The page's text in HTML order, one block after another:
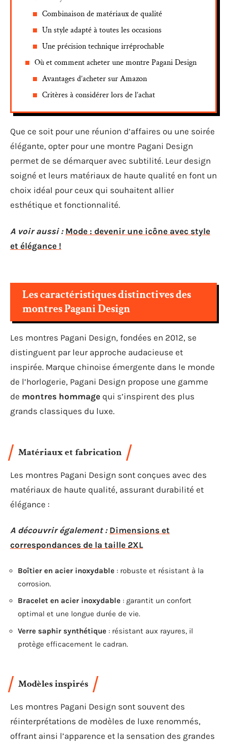
Combinaison de matériaux de qualité
Un style adapté à toutes les occasions
Une précision technique irréprochable
Où et comment acheter une montre Pagani Design
Avantages d’acheter sur Amazon
Critères à considérer lors de l’achat
Que ce soit pour une réunion d’affaires ou une soirée
élégante, opter pour une montre Pagani Design
permet de se démarquer avec subtilité. Leur design
soigné et leurs matériaux de haute qualité en font un
choix idéal pour ceux qui souhaitent allier
esthétique et fonctionnalité.
A voir aussi : Mode : devenir une icône avec style
et élégance !
Les caractéristiques distinctives des
montres Pagani Design
Les montres Pagani Design, fondées en 2012, se
distinguent par leur approche audacieuse et
inspirée. Marque chinoise émergente dans le monde
de l’horlogerie, Pagani Design propose une gamme
de montres hommage qui s’inspirent des plus
grands classiques du luxe.
Matériaux et fabrication
Les montres Pagani Design sont conçues avec des
matériaux de haute qualité, assurant durabilité et
élégance :
A découvrir également : Dimensions et
correspondances de la taille 2XL
Boîtier en acier inoxydable : robuste et résistant à la
corrosion.
Bracelet en acier inoxydable : garantit un confort
optimal et une longue durée de vie.
Verre saphir synthétique : résistant aux rayures, il
protège efficacement le cadran.
Modèles inspirés
Les montres Pagani Design sont souvent des
réinterprétations de modèles de luxe renommés,
offrant ainsi l’apparence et la sensation des grandes